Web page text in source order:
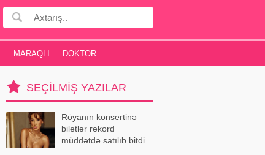
MARAQLI DOKTOR
SEÇILMIŞ YAZILAR
Röyanın konsertinə
biletlər rekord
müddətdə satılıb bitdi